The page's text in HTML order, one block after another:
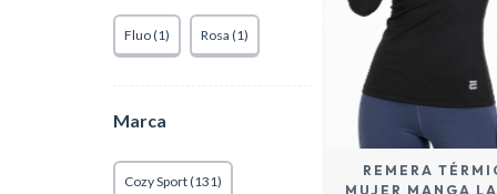
Fluo (1) Rosa (1)
Marca
Cozy Sport (131)
REMERA
MUJER MANGA